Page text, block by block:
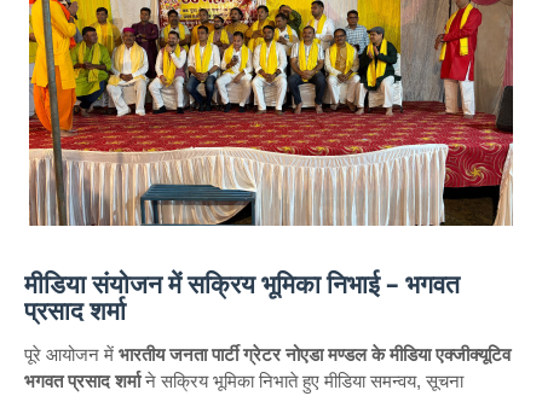
मीडिया संयोजन में सक्रिय भूमिका निभाई – भगवत
प्रसाद शर्मा
पूरे आयोजन में भारतीय जनता पार्टी ग्रेटर नोएडा मण्डल के मीडिया एक्जीक्यूटिव
भगवत प्रसाद शर्माने सक्रिय भूमिका निभाते हुए मीडिया समन्वय, सूचना